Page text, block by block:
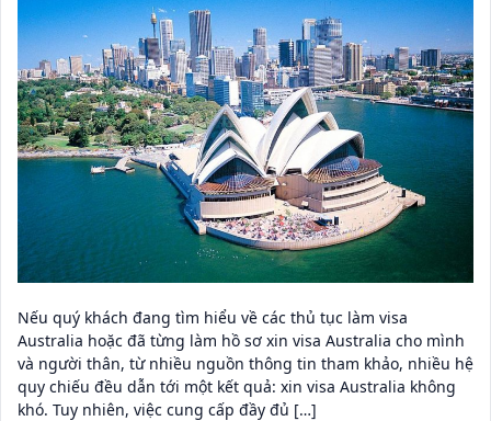
Nếu quý khách đang tìm hiểu về các thủ tục làm visa
Australia hoặc đã từng làm hồ sơ xin visa Australia cho mình
và người thân, từ nhiều nguồn thông tin tham khảo, nhiều hệ
quy chiếu đều dẫn tới một kết quả: xin visa Australia không
khó. Tuy nhiên, việc cung cấp đầy đủ […]